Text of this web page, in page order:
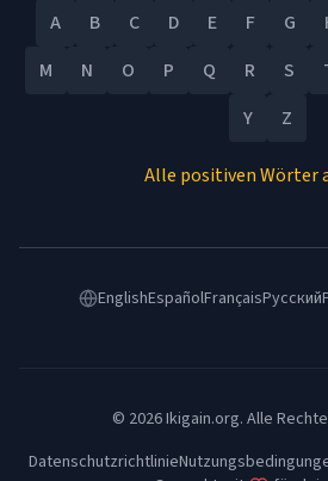
A B C D E F G
M
N O P Q R S
Y
Z
Alle positiven Wörter
EnglishEspañolFrançaisРусский
© 2026Ikigain.org. Alle
Datenschutzrichtlinie